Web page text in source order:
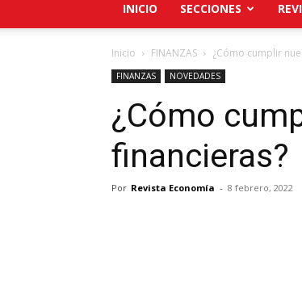
INICIO SECCIONES
Inicio FINANZAS ¿Cómo cumplir
FINANZAS NOVEDADES
¿Cómo
financieras?
Por Revista Economía - 8 febrero, 2022